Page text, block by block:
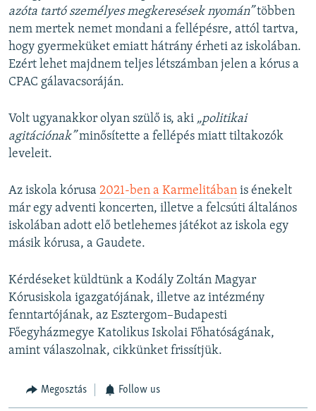
azóta tartó személyes megkeresések nyomán”többen
nem mertek nemet mondani a fellépésre, attól tartva,
hogy gyermeküket emiatt hátrány érheti az iskolában.
Ezért lehet majdnem teljes létszámban jelen a kórus a
CPAC gálavacsoráján.
Volt ugyanakkor olyan szülő is, aki „politikai
agitációnak”minősítette a fellépés miatt tiltakozók
leveleit.
Az iskola kórusa 2021-ben a Karmelitában is énekelt
már egy adventi koncerten, illetve a felcsúti általános
iskolában adott elő betlehemes játékot az iskola egy
másik kórusa, a Gaudete.
Kérdéseket küldtünk a Kodály Zoltán Magyar
Kórusiskola igazgatójának, illetve az intézmény
fenntartójának, az Esztergom–Budapesti
Főegyházmegye Katolikus Iskolai Főhatóságának,
amint válaszolnak, cikkünket frissítjük.
Megosztás Follow us